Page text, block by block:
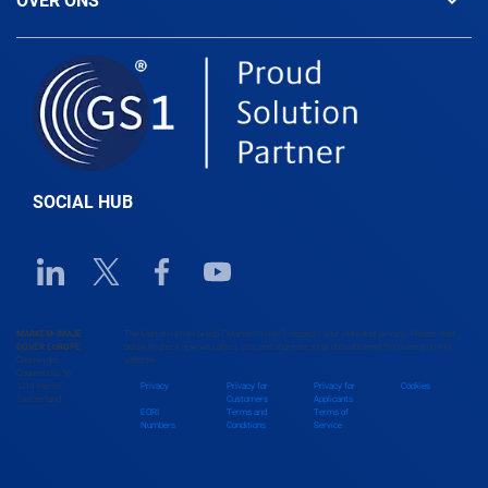
Belgium
Belize
Bolivia
SOCIAL HUB
Linkedin URL link
Twitter URL linkFacebook URL link
Youtube URL link
MARKEM-IMAJE
DOVER EUROPE
Chemin des
Coquelicots 16
1214 Vernier
Switzerland
The Markem-Imaje Group (“Markem-Imaje”) respects your individual privacy. Please read
below to check how we collect, use, and share personal data obtained from users on this
website.
Privacy
Privacy for
Customers
Privacy for
Applicants
Cookies
EORI
Numbers
Terms and
Conditions
Terms of
Service